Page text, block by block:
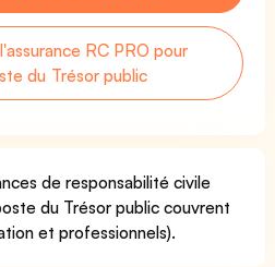
RC PRO pour
du Trésor public
de responsabilité civile
du Trésor public couvrent
et professionnels).